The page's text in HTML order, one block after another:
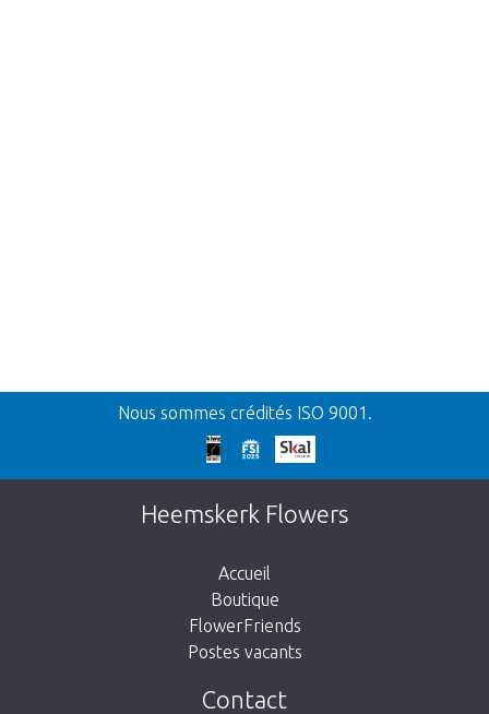
Retour
Nos excuses
Cette page n’existe pas. Cliquez sur le lien
suivant pour retourner à la boutique.
Nous sommes crédités ISO 9001.
Heemskerk Flowers
Accueil
Boutique
FlowerFriends
Postes vacants
Contact